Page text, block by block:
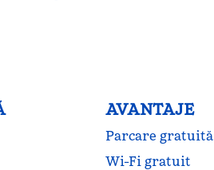
AVANTAJE
Parcare gratuită
Wi-Fi gratuit